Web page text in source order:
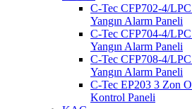
C-Tec CFP702-4/
Yangın Alarm Paneli
C-Tec CFP704-4/
Yangın Alarm Paneli
C-Tec CFP708-4/
Yangın Alarm Paneli
C-Tec EP203 3 Zon
Kontrol Paneli